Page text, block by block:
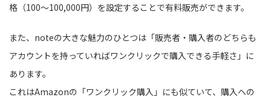
格（100〜100,000円）を設定することで有料販売ができます。
また、noteの大きな魅力のひとつは「販売者・購入者のどちらも
アカウントを持っていればワンクリックで購入できる手軽さ」に
あります。
これはAmazonの「ワンクリック購入」にも似ていて、購入への